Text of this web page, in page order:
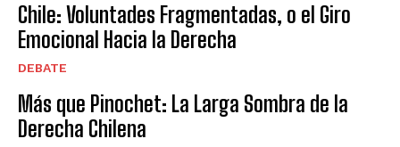
Chile: Voluntades Fragmentadas, o el Giro
Emocional Hacia la Derecha
DEBATE
Más que Pinochet: La Larga Sombra de la
Derecha Chilena